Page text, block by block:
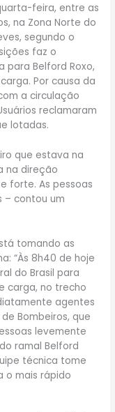
feira, entre as
na Zona Norte do
segundo o
faz o
para Belford Roxo,
Por causa da
a circulação
reclamaram
lotadas.
que estava na
na direção
forte. As pessoas
– contou um
tomando as
“Às 8h40 de hoje
do Brasil para
carga, no trecho
agentes
Bombeiros, que
levemente
ramal Belford
técnica tome
o mais rápido